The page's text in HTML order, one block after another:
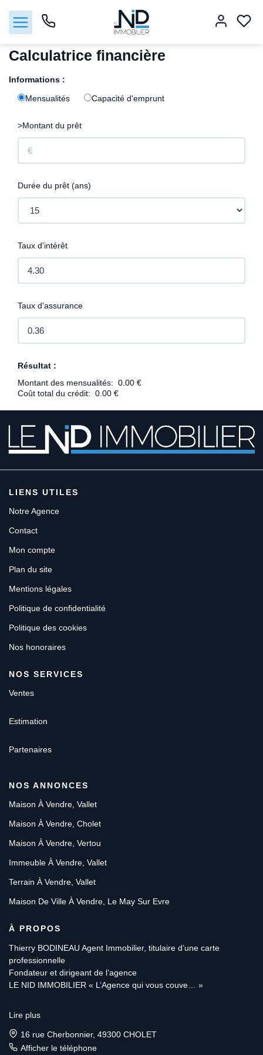
Ventes
Estimation
Notre agence
Contact
Calculatrice financière
Informations :
Mensualités
Capacité d'emprunt
>Montant du prêt
Durée du prêt (ans)
Taux d'intérêt
Taux d'assurance
Résultat :
Montant des mensualités: 0.00 €
Coût total du crédit: 0.00 €
LIENS UTILES
Notre Agence
Contact
Mon compte
Plan du site
Mentions légales
Politique de confidentialité
Politique des cookies
Nos honoraires
NOS SERVICES
Ventes
Estimation
Partenaires
NOS ANNONCES
Maison À Vendre, Vallet
Maison À Vendre, Cholet
Maison À Vendre, Vertou
Immeuble À Vendre, Vallet
Terrain À Vendre, Vallet
Maison De Ville À Vendre, Le May Sur Evre
À PROPOS
Thierry BODINEAU Agent Immobilier, titulaire d’une carte
professionnelle
Fondateur et dirigeant de l’agence
LE NID IMMOBILIER « L’Agence qui vous couve… »
pendant 20 années sur REZE, VERTOU, ST SEBASTIEN SUR
LOIRE et ses communes environnantes, jusqu’au vignoble
nantais, à VALLET, CLISSON
Lire plus
16 rue Cherbonnier, 49300 CHOLET
Afficher le téléphone